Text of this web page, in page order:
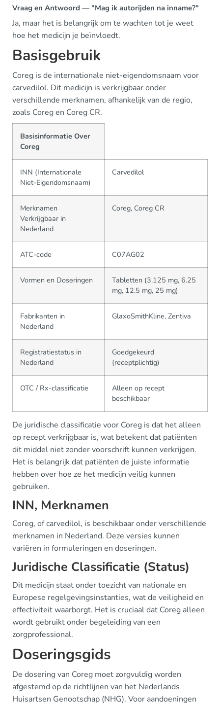
Vraag en Antwoord — "Mag ik autorijden na inname?"
Ja, maar het is belangrijk om te wachten tot je weet
hoe het medicijn je beïnvloedt.
Basisgebruik
Coreg is de internationale niet-eigendomsnaam voor
carvedilol. Dit medicijn is verkrijgbaar onder
verschillende merknamen, afhankelijk van de regio,
zoals Coreg en Coreg CR.
Basisinformatie Over
Coreg
INN (Internationale
Niet-Eigendomsnaam)
Carvedilol
Merknamen
Verkrijgbaar in
Nederland
Coreg, Coreg CR
ATC-code C07AG02
Vormen en Doseringen
Tabletten (3.125 mg, 6.25
mg, 12.5 mg, 25 mg)
Fabrikanten in
Nederland
GlaxoSmithKline, Zentiva
Registratiestatus in
Nederland
Goedgekeurd
(receptplichtig)
OTC / Rx-classificatie
Alleen op recept
beschikbaar
De juridische classificatie voor Coreg is dat het alleen
op recept verkrijgbaar is, wat betekent dat patiënten
dit middel niet zonder voorschrift kunnen verkrijgen.
Het is belangrijk dat patiënten de juiste informatie
hebben over hoe ze het medicijn veilig kunnen
gebruiken.
INN, Merknamen
Coreg, of carvedilol, is beschikbaar onder verschillende
merknamen in Nederland. Deze versies kunnen
variëren in formuleringen en doseringen.
Juridische Classificatie (Status)
Dit medicijn staat onder toezicht van nationale en
Europese regelgevingsinstanties, wat de veiligheid en
effectiviteit waarborgt. Het is cruciaal dat Coreg alleen
wordt gebruikt onder begeleiding van een
zorgprofessional.
Doseringsgids
De dosering van Coreg moet zorgvuldig worden
afgestemd op de richtlijnen van het Nederlands
Huisartsen Genootschap (NHG). Voor aandoeningen